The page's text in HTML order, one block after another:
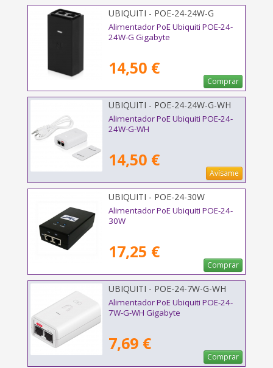
UBIQUITI - POE-24-24W-G
Alimentador PoE Ubiquiti POE-24-
24W-G Gigabyte
14,50 €
Comprar
UBIQUITI - POE-24-24W-G-WH
Alimentador PoE Ubiquiti POE-24-
24W-G-WH
14,50 €
Avísame
UBIQUITI - POE-24-30W
Alimentador PoE Ubiquiti POE-24-
30W
17,25 €
Comprar
UBIQUITI - POE-24-7W-G-WH
Alimentador PoE Ubiquiti POE-24-
7W-G-WH Gigabyte
7,69 €
Comprar